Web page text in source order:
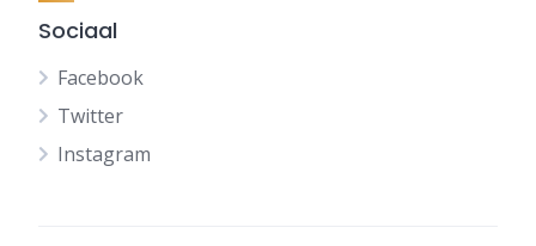
Sociaal
Facebook
Twitter
Instagram